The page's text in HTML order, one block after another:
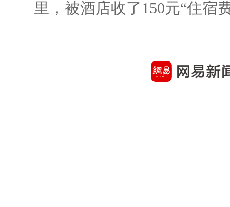
里，被酒店收了150元“住宿